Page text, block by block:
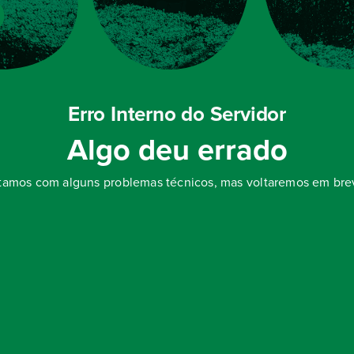
Erro Interno do Servidor
Algo deu errado
com alguns problemas técnicos, mas voltaremos em